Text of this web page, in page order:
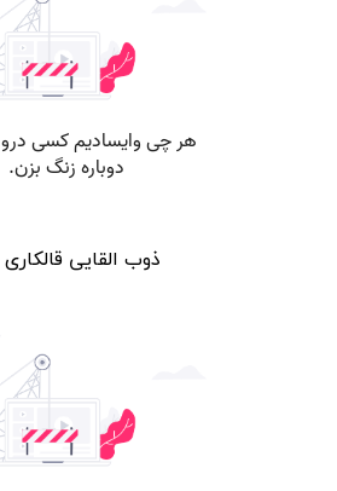
ذوب القایی قالکاری